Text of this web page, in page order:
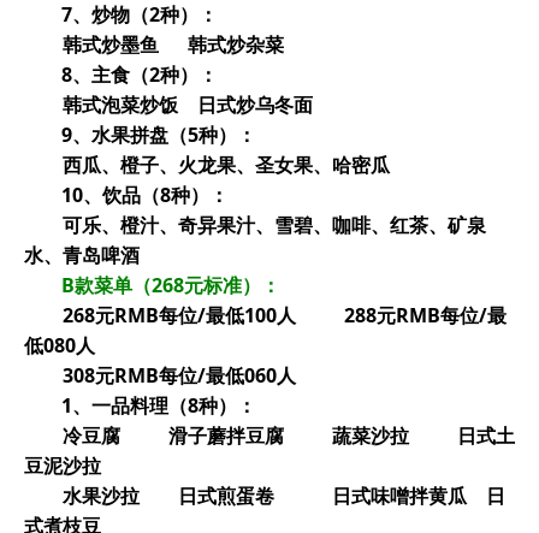
7、炒物（2种）：
韩式炒墨鱼 韩式炒杂菜
8、主食（2种）：
韩式泡菜炒饭 日式炒乌冬面
9、水果拼盘（5种）：
西瓜、橙子、火龙果、圣女果、哈密瓜
10、饮品（8种）：
可乐、橙汁、奇异果汁、雪碧、咖啡、红茶、矿泉
水、青岛啤酒
B款菜单（268元标准）：
268元RMB每位/最低100人 288元RMB每位/最
低080人
308元RMB每位/最低060人
1、一品料理（8种）：
冷豆腐 滑子蘑拌豆腐 蔬菜沙拉 日式土
豆泥沙拉
水果沙拉 日式煎蛋卷 日式味噌拌黄瓜 日
式煮枝豆